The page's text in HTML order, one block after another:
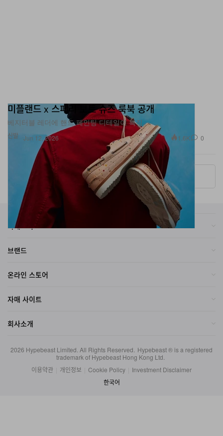
신발
미플랜드 x 스페리 보트 슈즈 룩북 공개
베지터블 레더에 핸드 페인팅 디테일이 특징.
Jun 12, 2026 1.6K 0
More ▾
카테고리
브랜드
온라인 스토어
자매 사이트
회사소개
2026 Hypebeast Limited . All Rights Reserved. Hypebeast ® is a registered
trademark of Hypebeast Hong Kong Ltd.
이용약관
개인정보 Cookie Policy
Investment Disclaimer
한국어